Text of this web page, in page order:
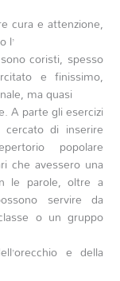
cura e attenzione,
l’
coristi, spesso
e finissimo,
ma quasi
A parte gli esercizi
di inserire
popolare
che avessero una
le parole, oltre a
servire da
o un gruppo
e della